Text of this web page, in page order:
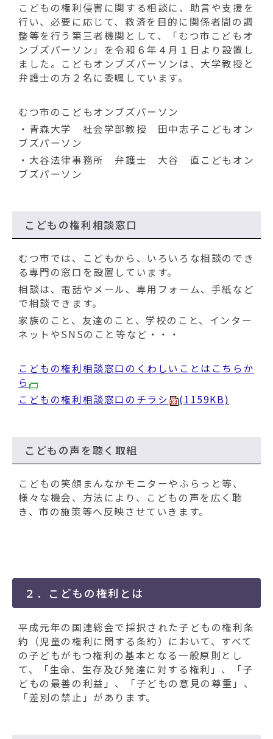
こどもの権利侵害に関する相談に、助言や支援を
行い、必要に応じて、救済を目的に関係者間の調
整等を行う第三者機関として、「むつ市こどもオ
ンブズパーソン」を令和６年４月１日より設置し
ました。こどもオンブズパーソンは、大学教授と
弁護士の方２名に委嘱しています。
むつ市のこどもオンブズパーソン
・青森大学 社会学部教授 田中志子こどもオン
ブズパーソン
・大谷法律事務所 弁護士 大谷 直こどもオン
ブズパーソン
こどもの権利相談窓口
むつ市では、こどもから、いろいろな相談のでき
る専門の窓口を設置しています。
相談は、電話やメール、専用フォーム、手紙など
で相談できます。
家族のこと、友達のこと、学校のこと、インター
ネットやSNSのこと等など・・・
こどもの権利相談窓口のくわしいことはこちらか
ら
こどもの権利相談窓口のチラシ
(1159KB)
こどもの声を聴く取組
こどもの笑顔まんなかモニターやふらっと等、
様々な機会、方法により、こどもの声を広く聴
き、市の施策等へ反映させていきます。
２．こどもの権利とは
平成元年の国連総会で採択された子どもの権利条
約（児童の権利に関する条約）において、すべて
の子どもがもつ権利の基本となる一般原則とし
て、「生命、生存及び発達に対する権利」、「子
どもの最善の利益」、「子どもの意見の尊重」、
「差別の禁止」があります。